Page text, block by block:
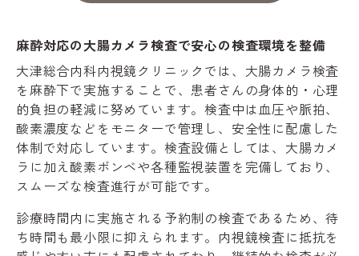
麻酔対応の大腸カメラ検査で安心の検査環境を整備
大津総合内科内視鏡クリニックでは、大腸カメラ検査
を麻酔下で実施することで、患者さんの身体的・心理
的負担の軽減に努めています。検査中は血圧や脈拍、
酸素濃度などをモニターで管理し、安全性に配慮した
体制で対応しています。検査設備としては、大腸カメ
ラに加え酸素ボンベや各種監視装置を完備しており、
スムーズな検査進行が可能です。
診療時間内に実施される予約制の検査であるため、待
ち時間も最小限に抑えられます。内視鏡検査に抵抗を